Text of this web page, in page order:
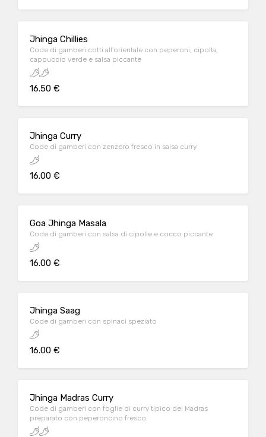
Jhinga Chillies
Code di gamberi cotti all'orientale con peperoni, cipolla,
cappuccio verde e salsa piccante
16.50 €
Jhinga Curry
Code di gamberi con zenzero fresco in salsa curry
16.00 €
Goa Jhinga Masala
Code di gamberi con salsa di cipolle e cocco piccante
16.00 €
Jhinga Saag
Code di gamberi con spinaci speziato
16.00 €
Jhinga Madras Curry
Code di gamberi con foglie di curry tipico del Madras
preparato con peperoncino fresco